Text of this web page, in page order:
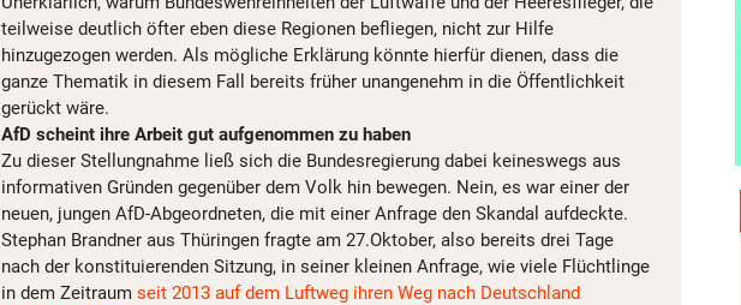
teilweise deutlich öfter eben diese Regionen befliegen, nicht zur Hilfe
hinzugezogen werden. Als mögliche Erklärung könnte hierfür dienen, dass die
ganze Thematik in diesem Fall bereits früher unangenehm in die Öffentlichkeit
gerückt wäre.
AfD scheint ihre Arbeit gut aufgenommen zu haben
Zu dieser Stellungnahme ließ sich die Bundesregierung dabei keineswegs aus
informativen Gründen gegenüber dem Volk hin bewegen. Nein, es war einer der
neuen, jungen AfD-Abgeordneten, die mit einer Anfrage den Skandal aufdeckte.
Stephan Brandner aus Thüringen fragte am 27.Oktober, also bereits drei Tage
nach der konstituierenden Sitzung, in seiner kleinen Anfrage, wie viele Flüchtlinge
in dem Zeitraum seit 2013 auf dem Luftweg ihren Weg nach Deutschland